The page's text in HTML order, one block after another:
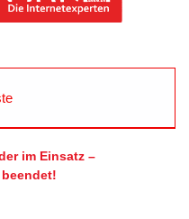
im Einsatz –